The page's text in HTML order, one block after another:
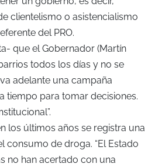
clientelismo o asistencialismo
del PRO.
que el Gobernador (Martín
todos los días y no se
adelante una campaña
tiempo para tomar decisiones.
los últimos años se registra una
consumo de droga. “El Estado
no han acertado con una